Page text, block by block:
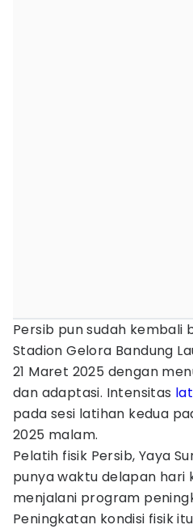
Persib pun sudah kembali
Stadion Gelora Bandung
21 Maret 2025 dengan
dan adaptasi. Intensitas
pada sesi latihan kedua
2025 malam.
Pelatih fisik Persib, Yaya
punya waktu delapan hari
menjalani program
Peningkatan kondisi fisik